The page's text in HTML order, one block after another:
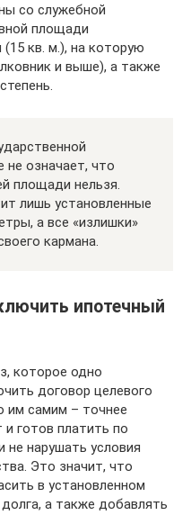
со служебной
площади
(15 кв. м.), на которую
и выше), а также
не означает, что
площади нельзя.
лишь установленные
а все «излишки»
кармана.
ипотечный
которое одно
договор целевого
им самим – точнее
готов платить по
нарушать условия
Это значит, что
в установленном
а также добавлять